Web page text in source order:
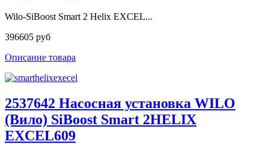
Wilo-SiBoost Smart 2 Helix EXCEL...
396605 руб
Описание товара
2537642 Насосная установка WILO
(Вило) SiBoost Smart 2HELIX
EXCEL609